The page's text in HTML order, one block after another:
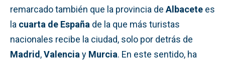
remarcado también que la provincia de Albacete es
la cuarta de España de la que más turistas
nacionales recibe la ciudad, solo por detrás de
Madrid,Valencia y Murcia. En este sentido, ha